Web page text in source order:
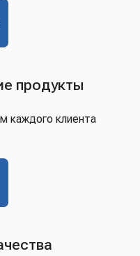
продукты
каждого клиента